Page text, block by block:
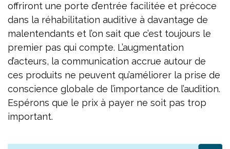
offriront une porte d’entrée facilitée et précoce
dans la réhabilitation auditive à davantage de
malentendants et l’on sait que c’est toujours le
premier pas qui compte. L’augmentation
d’acteurs, la communication accrue autour de
ces produits ne peuvent qu’améliorer la prise de
conscience globale de l’importance de l’audition.
Espérons que le prix à payer ne soit pas trop
important.